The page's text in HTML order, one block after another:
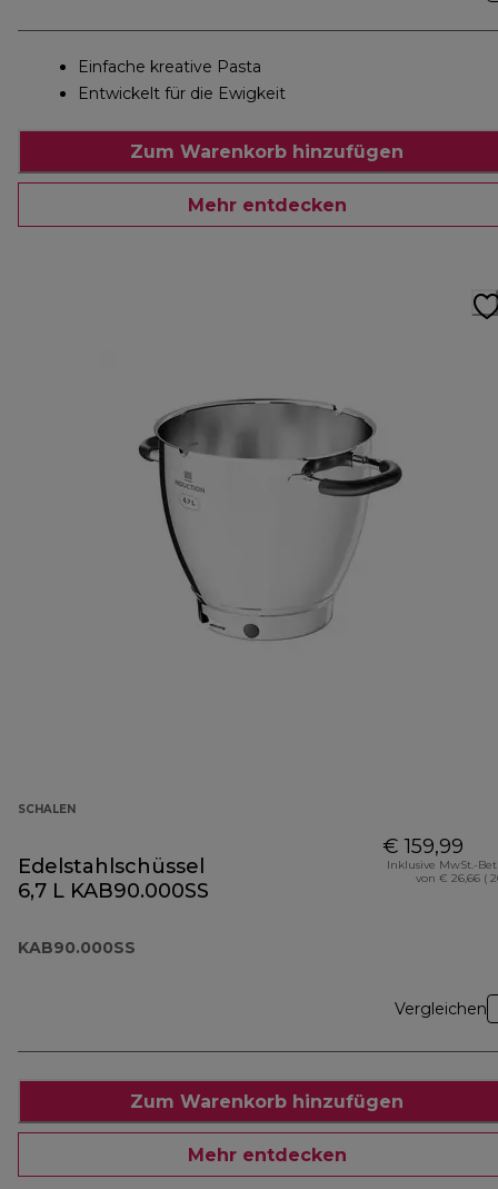
Einfache kreative Pasta
Entwickelt für die Ewigkeit
Zum Warenkorb hinzufügen
Mehr entdecken
SCHALEN
Edelstahlschüssel
6,7 L KAB90.000SS
KAB90.000SS
€ 159,99
Inklusive MwSt.-
von € 26,66 (
Vergleichen
Zum Warenkorb hinzufügen
Mehr entdecken